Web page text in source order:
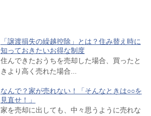
「譲渡損失の繰越控除」とは？住み替え時に
知っておきたいお得な制度
住んできたおうちを売却した場合、買ったと
きより高く売れた場合...
なんで？家が売れない！「そんなときは○○を
見直せ！」
家を売却に出しても、中々思うように売れな